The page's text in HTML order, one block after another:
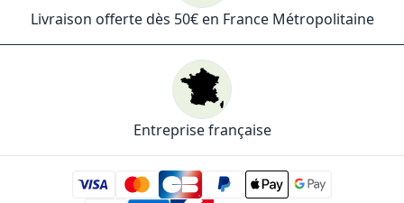
Livraison offerte dès 50€ en France Métropolitaine
Entreprise française